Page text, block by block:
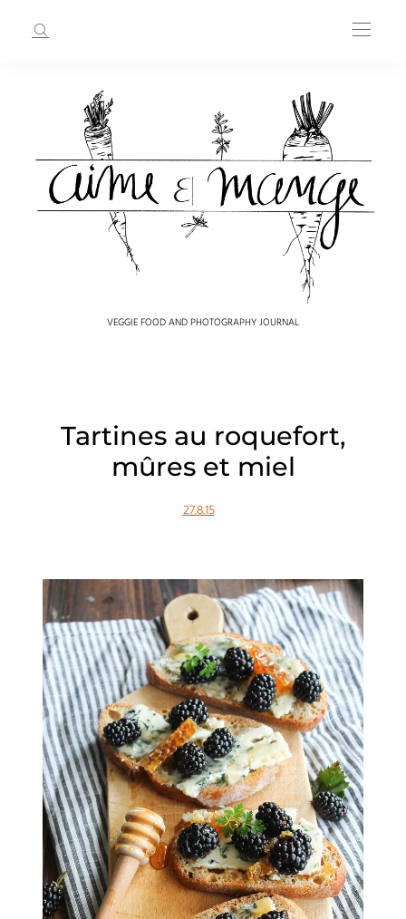
VEGGIE FOOD AND PHOTOGRAPHY JOURNAL
Tartines au roquefort,
mûres et miel
27.8.15